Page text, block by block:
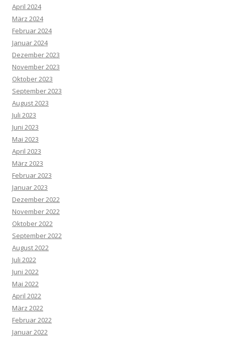
April 2024
März 2024
Februar 2024
Januar 2024
Dezember 2023
November 2023
Oktober 2023
September 2023
August 2023
Juli 2023
Juni 2023
Mai 2023
April 2023
März 2023
Februar 2023
Januar 2023
Dezember 2022
November 2022
Oktober 2022
September 2022
August 2022
Juli 2022
Juni 2022
Mai 2022
April 2022
März 2022
Februar 2022
Januar 2022